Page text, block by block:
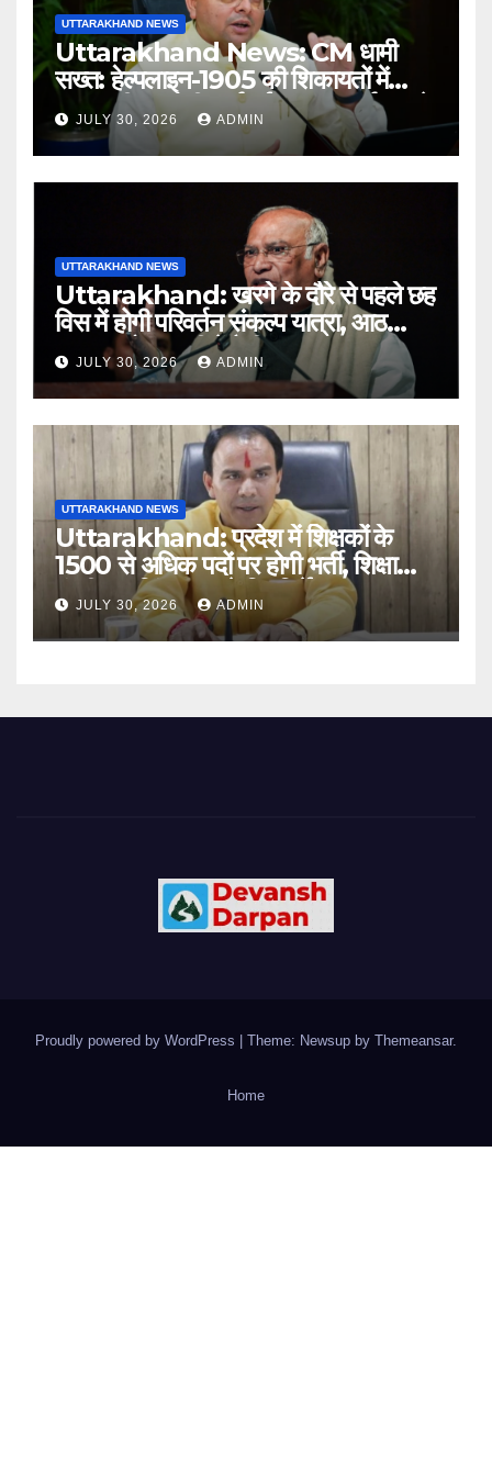
UTTARAKHAND NEWS
Uttarakhand News: CM धामी
सख्त: हेल्पलाइन-1905 की शिकायतों में
लापरवाही पर होगी कार्रवाई, शून्य प्रदर्शन वाले
अधिकारियों को नोटिस…
JULY 30, 2026 ADMIN
UTTARAKHAND NEWS
Uttarakhand: खरगे के दौरे से पहले छह
विस में होगी परिवर्तन संकल्प यात्रा, आठ
अगस्त को हल्द्वानी में रैली
JULY 30, 2026 ADMIN
UTTARAKHAND NEWS
Uttarakhand: प्रदेश में शिक्षकों के
1500 से अधिक पदों पर होगी भर्ती, शिक्षा
मंत्री धन सिंह रावत ने दिए निर्देश
JULY 30, 2026 ADMIN
Proudly powered by WordPress Theme: Newsup by Themeansar.
Home